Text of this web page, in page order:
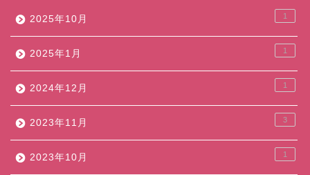
2025年10月 1
2025年1月 1
2024年12月 1
2023年11月 3
2023年10月 1